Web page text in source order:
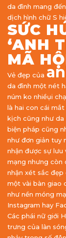
da đình mang
dịch hình chữ S
SỨC
‘ANH
MÃ
Vẻ đẹp của
da đình một nét
núm ko nhiềụi
là hai con cái
kịch cũng như da
biện pháp cũng
như đơn giản tuy
nhận được sự lưu
mạng nhưng còn
nhận xét sắc
một vài bàn giao
như nền móng
Instagram hay
Các phái nữ giới
trưng của làn